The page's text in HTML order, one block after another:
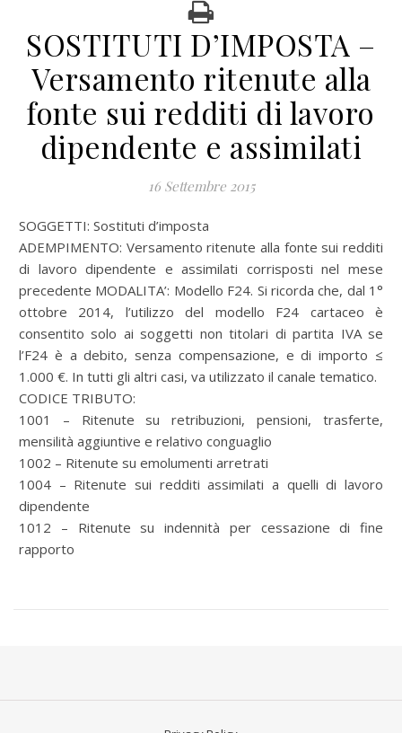
SOSTITUTI D’IMPOSTA –
Versamento ritenute alla
fonte sui redditi di lavoro
dipendente e assimilati
16 Settembre 2015
SOGGETTI: Sostituti d’imposta
ADEMPIMENTO: Versamento ritenute alla fonte sui redditi
di lavoro dipendente e assimilati corrisposti nel mese
precedente MODALITA’: Modello F24. Si ricorda che, dal 1°
ottobre 2014, l’utilizzo del modello F24 cartaceo è
consentito solo ai soggetti non titolari di partita IVA se
l’F24 è a debito, senza compensazione, e di importo ≤
1.000 €. In tutti gli altri casi, va utilizzato il canale tematico.
CODICE TRIBUTO:
1001 – Ritenute su retribuzioni, pensioni, trasferte,
mensilità aggiuntive e relativo conguaglio
1002 – Ritenute su emolumenti arretrati
1004 – Ritenute sui redditi assimilati a quelli di lavoro
dipendente
1012 – Ritenute su indennità per cessazione di fine
rapporto